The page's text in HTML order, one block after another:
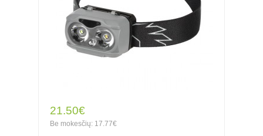
21.50€
Be mokesčių: 17.77€